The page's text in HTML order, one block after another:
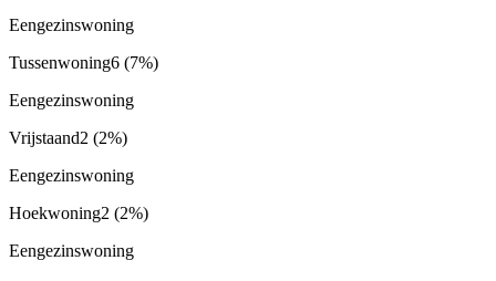
Eengezinswoning
Tussenwoning6 (7%)
Eengezinswoning
Vrijstaand2 (2%)
Eengezinswoning
Hoekwoning2 (2%)
Eengezinswoning